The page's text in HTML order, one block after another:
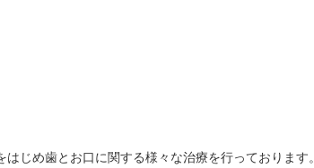
じめ歯とお口に関する様々な治療を行っております。